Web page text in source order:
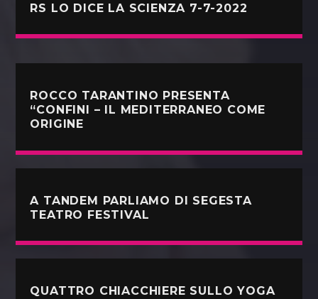
RS LO DICE LA SCIENZA 7-7-2022
ROCCO TARANTINO PRESENTA
“CONFINI – IL MEDITERRANEO COME
ORIGINE
A TANDEM PARLIAMO DI SEGESTA
TEATRO FESTIVAL
QUATTRO CHIACCHIERE SULLO YOGA